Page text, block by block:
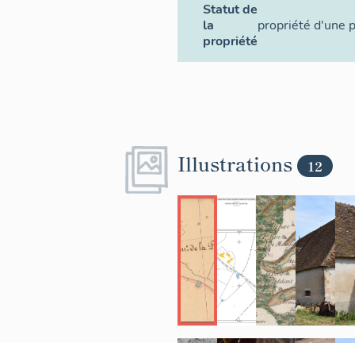
Statut de
la
propriété
propriété d'une
Illustrations 12